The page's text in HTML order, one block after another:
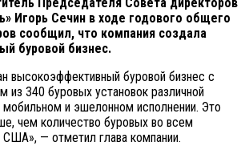
Игорь Сечин в ходе годового общего
сообщил, что компания создала
буровой бизнес.
высокоэффективный буровой бизнес с
340 буровых установок различной
и эшелонном исполнении. Это
чем количество буровых во всем
— отметил глава компании.